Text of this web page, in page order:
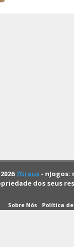
7Graus -
dos seus
Sobre Nós Política